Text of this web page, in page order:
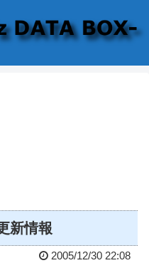
新情報
2005/12/30 22:08